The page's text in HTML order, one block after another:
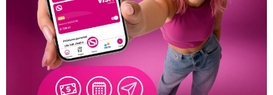
Calle 50 y Aquilino de la Guardia, Evolution Tower
Lunes a Viernes de 8:30 a.m. a 4:00 p.m.
Sábados de 9:00 a.m. a 1:00 p.m.
Costa Verde
C.C. Paseo Costa Verde, local 18, Boulevard Costa Verde
Lunes a Viernes de 9:30 a.m. a 5:30 p.m.
Sábados de 9:00 a.m. a 1:00 p.m.